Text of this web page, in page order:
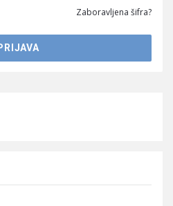
Zaboravljena šifra?